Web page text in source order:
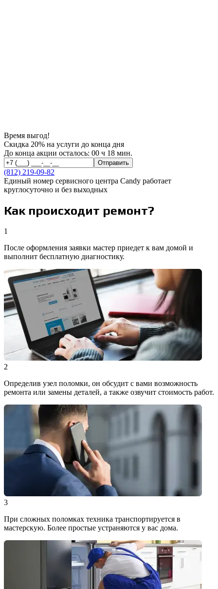
Время выгод!
Скидка 20% на услуги до конца дня
До конца акции осталось: 00 ч 18 мин.
(812) 219-09-82
Единый номер сервисного центра Candy работает
круглосуточно и без выходных
Как происходит ремонт?
1
После оформления заявки мастер приедет к вам домой и
выполнит бесплатную диагностику.
2
Определив узел поломки, он обсудит с вами возможность
ремонта или замены деталей, а также озвучит стоимость работ.
3
При сложных поломках техника транспортируется в
мастерскую. Более простые устраняются у вас дома.